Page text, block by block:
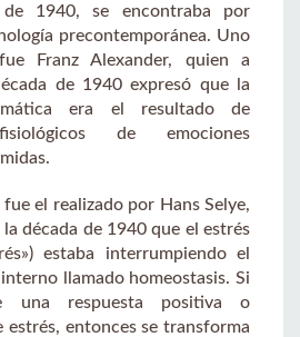
1940, se encontraba por
precontemporánea. Uno
Franz Alexander, quien a
de 1940 expresó que la
era el resultado de
de emociones
el realizado por Hans Selye,
década de 1940 que el estrés
estaba interrumpiendo el
llamado homeostasis. Si
una respuesta positiva o
estrés, entonces se transforma